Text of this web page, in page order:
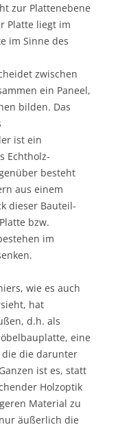
zur Plattenebene
Platte liegt im
im Sinne des
zwischen
ein Paneel,
bilden. Das
ist ein
Echtholz-
besteht
aus einem
dieser Bauteil-
bzw.
im
wie es auch
hat
d.h. als
eine
die darunter
ist es, statt
Holzoptik
Material zu
äußerlich die